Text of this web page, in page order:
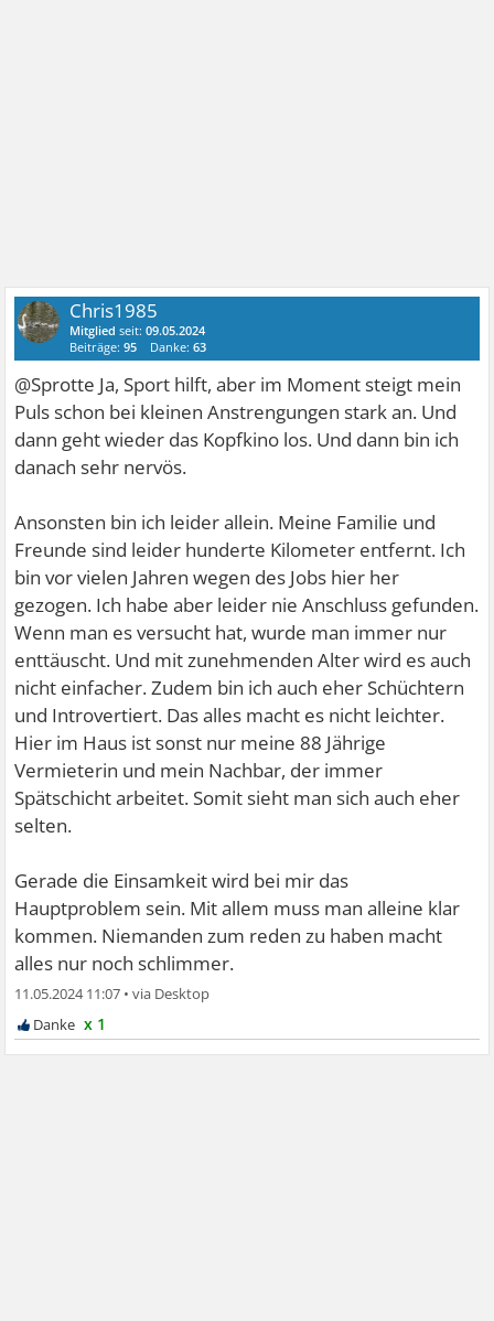
Chris1985
Mitglied seit:09.05.2024
Beiträge:95 Danke:63
@Sprotte Ja, Sport hilft, aber im Moment steigt mein
Puls schon bei kleinen Anstrengungen stark an. Und
dann geht wieder das Kopfkino los. Und dann bin ich
danach sehr nervös.
Ansonsten bin ich leider allein. Meine Familie und
Freunde sind leider hunderte Kilometer entfernt. Ich
bin vor vielen Jahren wegen des Jobs hier her
gezogen. Ich habe aber leider nie Anschluss gefunden.
Wenn man es versucht hat, wurde man immer nur
enttäuscht. Und mit zunehmenden Alter wird es auch
nicht einfacher. Zudem bin ich auch eher Schüchtern
und Introvertiert. Das alles macht es nicht leichter.
Hier im Haus ist sonst nur meine 88 Jährige
Vermieterin und mein Nachbar, der immer
Spätschicht arbeitet. Somit sieht man sich auch eher
selten.
Gerade die Einsamkeit wird bei mir das
Hauptproblem sein. Mit allem muss man alleine klar
kommen. Niemanden zum reden zu haben macht
alles nur noch schlimmer.
11.05.2024 11:07 •
x 1